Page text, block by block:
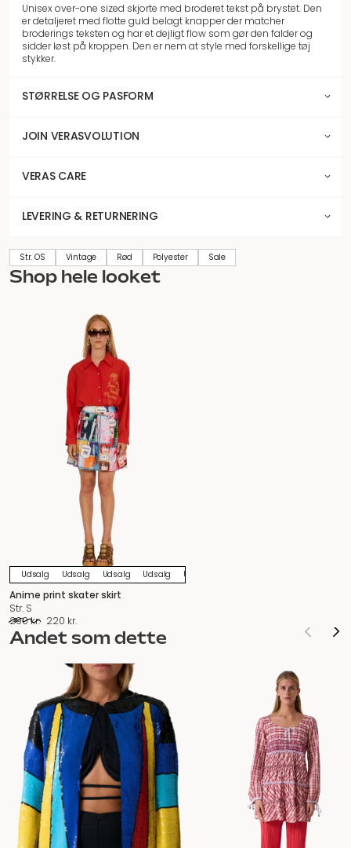
Unisex over-one sized skjorte med broderet tekst på brystet. Den
er detaljeret med flotte guld belagt knapper der matcher
broderings teksten og har et dejligt flow som gør den falder og
sidder løst på kroppen. Den er nem at style med forskellige tøj
stykker.
STØRRELSE OG PASFORM
JOIN VERASVOLUTION
VERAS CARE
LEVERING & RETURNERING
Str. OS Vintage Rød Polyester Sale
Shop hele looket
Udsalg Udsalg Udsalg Udsalg Udsalg
Anime print skater skirt
Str. S
290kr. Den
oprindelige
pris
290 kr..
220 kr.
aktuelle
pris
220 kr..
Andet som dette